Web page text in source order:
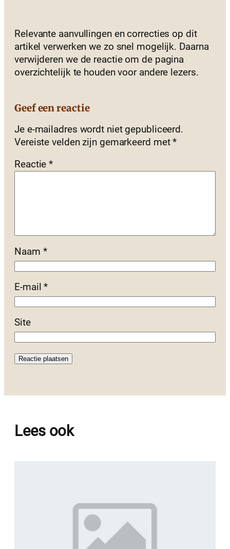
Relevante aanvullingen en correcties op dit
artikel verwerken we zo snel mogelijk. Daarna
verwijderen we de reactie om de pagina
overzichtelijk te houden voor andere lezers.
Geef een reactie
Je e-mailadres wordt niet gepubliceerd.
Vereiste velden zijn gemarkeerd met*
Reactie*
Naam *
E-mail*
Site
Lees ook